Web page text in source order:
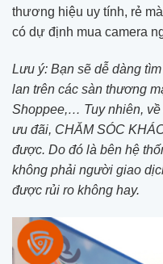
thương hiệu uy tính, rẻ
có dự định mua camera
Lưu ý: Bạn sẽ dễ dàng
lan trên các sàn thương
Shoppee,… Tuy nhiên,
ưu đãi, CHĂM SÓC
được. Do đó là bên hệ
không phải người giao
được rủi ro không hay.